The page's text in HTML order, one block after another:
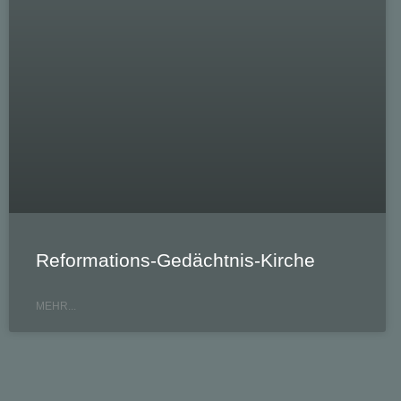
Reformations-Gedächtnis-Kirche
MEHR...